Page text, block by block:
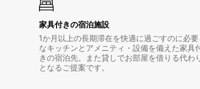
家具付き⁠の宿⁠泊⁠施⁠設
1か月以上の長期滞在を快適に過ごすのに必要
なキッチンとアメニティ・設備を備えた家具
きの宿泊先。また貸しでお部屋を借りる代わ
となるご提案です。